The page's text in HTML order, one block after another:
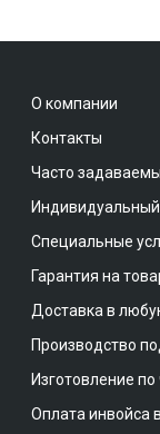
О компании
Контакты
Часто
Специальные
Гарантия на
Доставка в
Производство
Изготовление
Оплата инвойса